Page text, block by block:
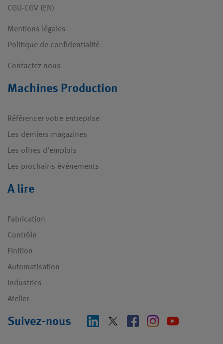
CGU-CGV (EN)
Mentions légales
Politique de confidentialité
Contactez nous
Machines Production
Référencer votre entreprise
Les derniers magazines
Les offres d'emplois
Les prochains événements
A lire
Fabrication
Contrôle
Finition
Automatisation
Industries
Atelier
Suivez-nous